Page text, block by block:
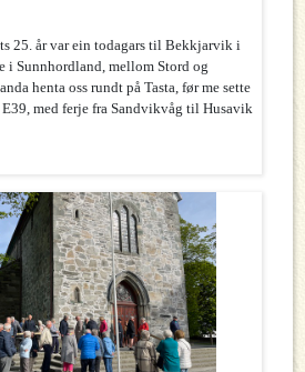
25. år var ein todagars til Bekkjarvik i
i Sunnhordland, mellom Stord og
henta oss rundt på Tasta, før me sette
med ferje fra Sandvikvåg til Husavik